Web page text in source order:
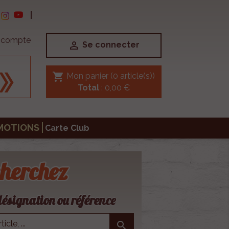
 Se connecter
shopping_cart Mon panier (0 article(s))
Total: 0,00 €
Carte Club
ou référence
